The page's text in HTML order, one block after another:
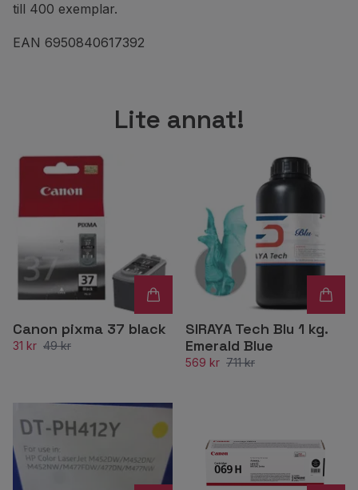
till 400 exemplar.
EAN 6950840617392
Lite annat!
Canon pixma 37 black
31 kr 49 kr
SIRAYA Tech Blu 1 kg.
Emerald Blue
569 kr 711 kr